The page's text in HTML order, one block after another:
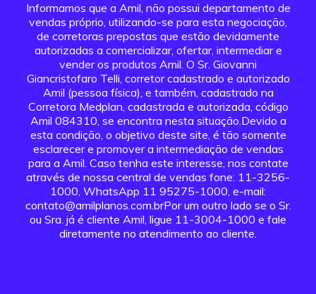
Informamos que a Amil, não possui departamento de
vendas próprio, utilizando-se para esta negociação,
de corretoras prepostas que estão devidamente
autorizadas a comercializar, ofertar, intermediar e
vender os produtos Amil. O Sr. Giovanni
Giancristofaro Telli, corretor cadastrado e autorizado
Amil (pessoa física), e também, cadastrado na
Corretora Medplan, cadastrada e autorizada, código
Amil 084310, se encontra nesta situação.Devido a
esta condição, o objetivo deste site, é tão somente
esclarecer e promover a intermediação de vendas
para a Amil. Caso tenha este interesse, nos contate
através de nossa central de vendas fone: 11-3256-
1000, WhatsApp 11 95275-1000, e-mail:
contato@amilplanos.com.brPor um outro lado se o Sr.
ou Sra. já é cliente Amil, ligue 11-3004-1000 e fale
diretamente no atendimento ao cliente.